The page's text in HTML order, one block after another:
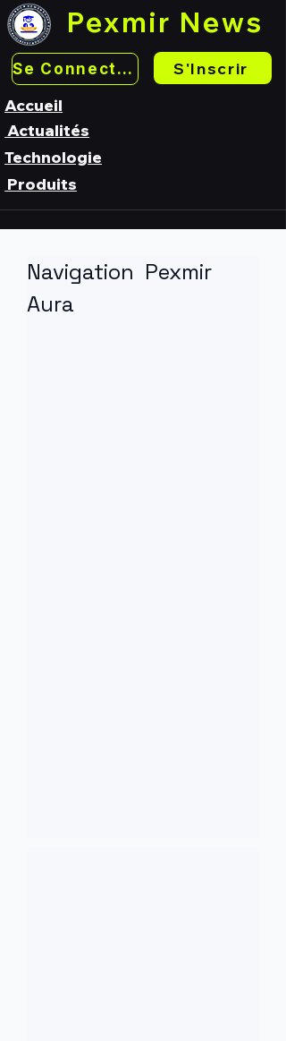
Pexmir News
Se Connecter
S'Inscrir
Accueil
Actualités
Technologie
Produits
Navigation  Pexmir
Aura